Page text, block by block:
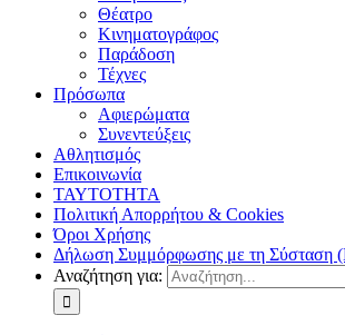
Θέατρο
Κινηματογράφος
Παράδοση
Τέχνες
Πρόσωπα
Αφιερώματα
Συνεντεύξεις
Αθλητισμός
Επικοινωνία
ΤΑΥΤΟΤΗΤΑ
Πολιτική Απορρήτου & Cookies
Όροι Χρήσης
Δήλωση Συμμόρφωσης με τη Σύσταση
Αναζήτηση για: